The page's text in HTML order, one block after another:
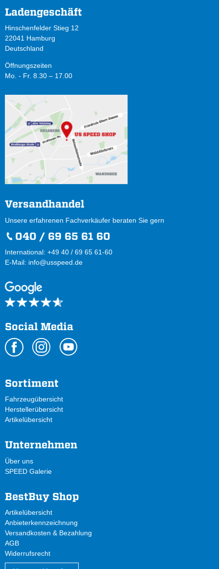
Ladengeschäft
Hinschenfelder Stieg 12
22041 Hamburg
Deutschland
Öffnungszeiten
Mo. - Fr. 8.30 – 17.00
Versandhandel
Unsere erfahrenen Fachverkäufer beraten Sie gern
040 / 69 65 61 60
International: +49 40 / 69 65 61-60
E-Mail: info@usspeed.de
Social Media
Sortiment
Fahrzeugübersicht
Herstellerübersicht
Artikelübersicht
Unternehmen
Über uns
SPEED Galerie
BestBuy Shop
Artikelübersicht
Anbieterkennzeichnung
Versandkosten & Bezahlung
AGB
Widerrufsrecht